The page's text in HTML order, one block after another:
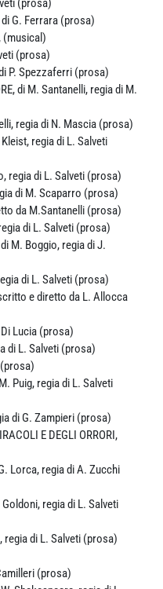
(prosa)
di G. Ferrara (prosa)
(musical)
(prosa)
P. Spezzaferri (prosa)
di M. Santanelli, regia di M.
regia di N. Mascia (prosa)
regia di L. Salveti
regia di L. Salveti (prosa)
di M. Scaparro (prosa)
da M.Santanelli (prosa)
di L. Salveti (prosa)
di M. Boggio, regia di J.
di L. Salveti (prosa)
e diretto da L. Allocca
Lucia (prosa)
di L. Salveti (prosa)
Puig, regia di L. Salveti
di G. Zampieri (prosa)
E DEGLI ORRORI,
Lorca, regia di A. Zucchi
Goldoni, regia di L. Salveti
regia di L. Salveti (prosa)
(prosa)